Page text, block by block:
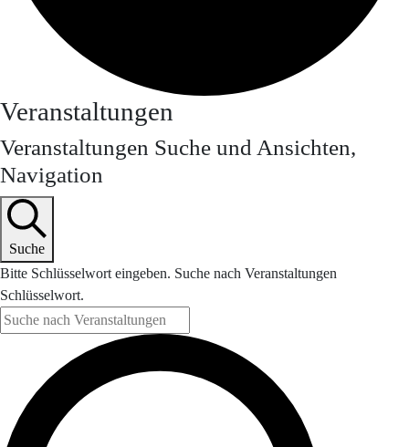
Veranstaltungen
Veranstaltungen Suche und Ansichten,
Navigation
Suche
Bitte Schlüsselwort eingeben. Suche nach Veranstaltungen
Schlüsselwort.